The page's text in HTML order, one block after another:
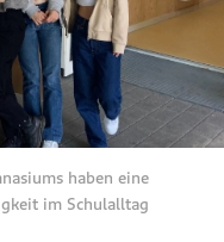
haben eine
im Schulalltag